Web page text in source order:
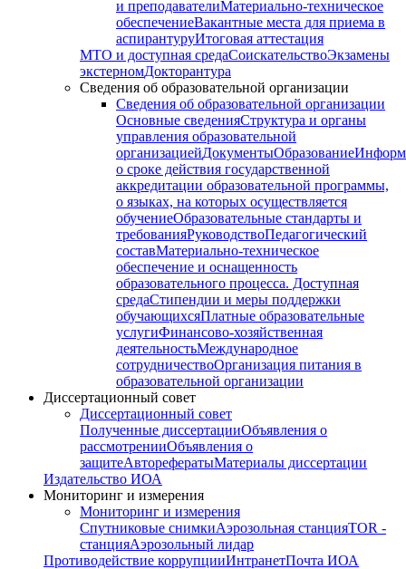
и преподавателиМатериально-техническое
обеспечениеВакантные места для приема в
аспирантуруИтоговая аттестация
МТО и доступная средаСоискательствоЭкзамены
экстерномДокторантура
Сведения об образовательной организации
Сведения об образовательной организации
Основные сведенияСтруктура и органы
управления образовательной
организациейДокументыОбразование
о сроке действия государственной
аккредитации образовательной программы,
о языках, на которых осуществляется
обучениеОбразовательные стандарты и
требованияРуководствоПедагогический
составМатериально-техническое
обеспечение и оснащенность
образовательного процесса. Доступная
средаСтипендии и меры поддержки
обучающихсяПлатные образовательные
услугиФинансово-хозяйственная
деятельностьМеждународное
сотрудничествоОрганизация питания в
образовательной организации
Диссертационный совет
Диссертационный совет
Полученные диссертацииОбъявления о
рассмотренииОбъявления о
защитеАвторефератыМатериалы диссертации
Издательство ИОА
Мониторинг и измерения
Мониторинг и измерения
Спутниковые снимкиАэрозольная станцияTOR -
станцияАэрозольный лидар
Противодействие коррупцииИнтранетПочта ИОА